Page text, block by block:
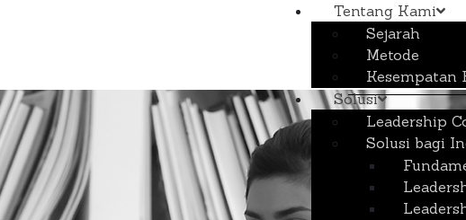
Tentang Kami
Sejarah
Metode
Kesempatan
Solusi
Leadership
Solusi bagi